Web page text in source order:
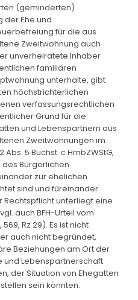
(geminderten)
der Ehe und
für die aus
Zweitwohnung auch
unverheiratete Inhaber
familiären
unterhalte, gibt
höchstrichterlichen
verfassungsrechtlichen
Grund für die
und Lebenspartnern aus
Zweitwohnungen im
5 Buchst. c HmbZWStG,
des Bürgerlichen
zur ehelichen
sind und füreinander
unterliegt eine
auch BFH-Urteil vom
569, Rz 29). Es ist nicht
auch nicht begründet,
Beziehungen am Ort der
und Lebenspartnerschaft
der Situation von Ehegatten
sein könnten.